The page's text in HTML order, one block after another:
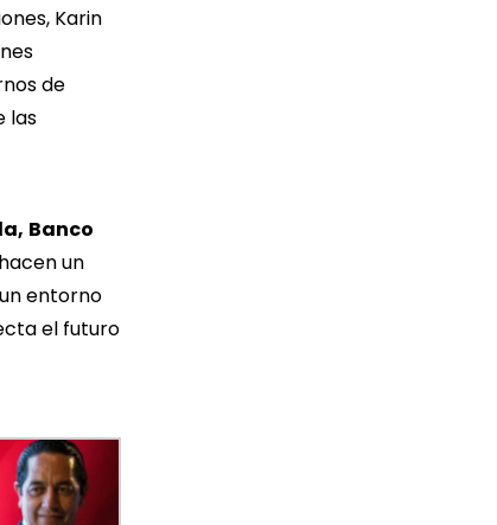
Karin
de
las
Banco
hacen un
entorno
el futuro